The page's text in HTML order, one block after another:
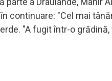
continuare: "Cel mai
"A fugit într-o